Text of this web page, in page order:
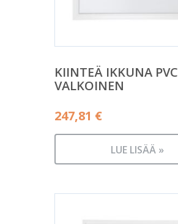
KIINTEÄ IKKUNA PVC
VALKOINEN
247,81 €
LUE LISÄÄ »